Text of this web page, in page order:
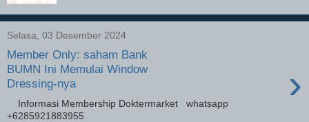
Selasa, 03 Desember 2024
Member Only: saham Bank
BUMN Ini Memulai Window
Dressing-nya
›
Informasi Membership Doktermarket whatsapp
+6285921883955